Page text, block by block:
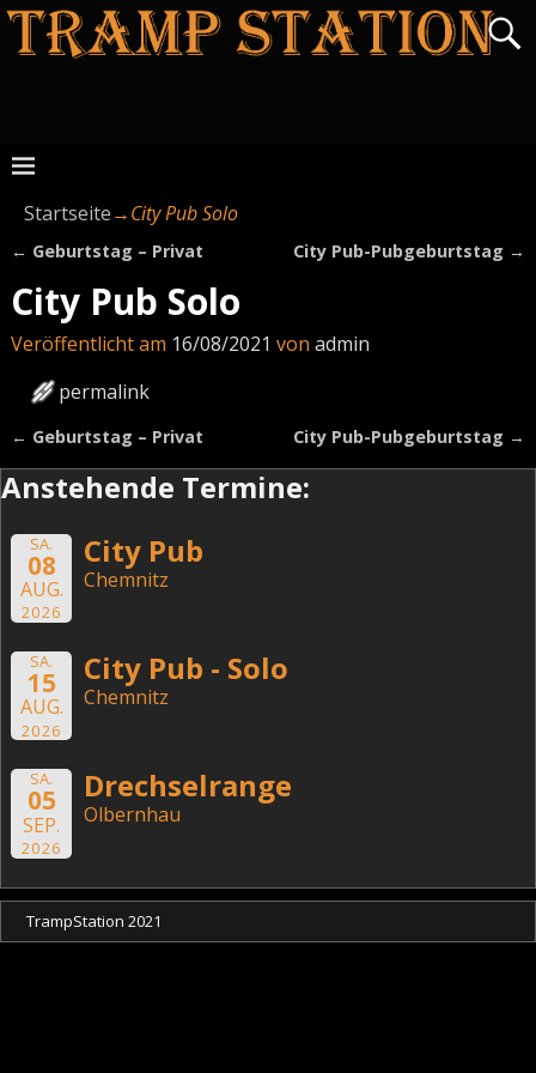
Startseite→City Pub Solo
← Geburtstag – Privat City Pub-Pubgeburtstag →
City Pub Solo
Veröffentlicht am 16/08/2021 von admin
permalink
Artikelnavigation
← Geburtstag – Privat City Pub-Pubgeburtstag →
Anstehende Termine:
SA.
08
AUG.
2026
City Pub
Chemnitz
SA.
15
AUG.
2026
City Pub - Solo
Chemnitz
SA.
05
SEP.
2026
Drechselrange
Olbernhau
TrampStation 2021